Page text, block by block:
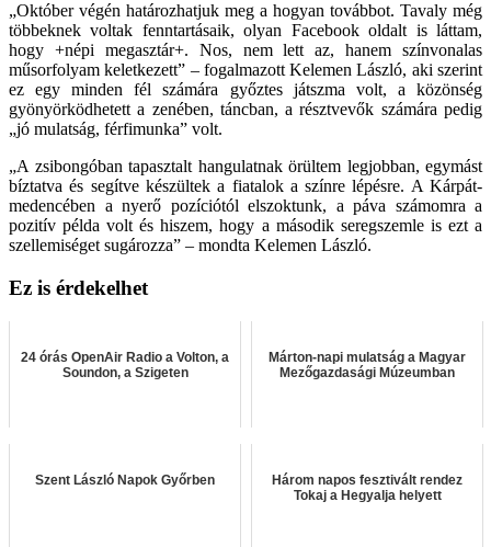
„Október végén határozhatjuk meg a hogyan továbbot. Tavaly még
többeknek voltak fenntartásaik, olyan Facebook oldalt is láttam,
hogy +népi megasztár+. Nos, nem lett az, hanem színvonalas
műsorfolyam keletkezett” – fogalmazott Kelemen László, aki szerint
ez egy minden fél számára győztes játszma volt, a közönség
gyönyörködhetett a zenében, táncban, a résztvevők számára pedig
„jó mulatság, férfimunka” volt.
„A zsibongóban tapasztalt hangulatnak örültem legjobban, egymást
bíztatva és segítve készültek a fiatalok a színre lépésre. A Kárpát-
medencében a nyerő pozíciótól elszoktunk, a páva számomra a
pozitív példa volt és hiszem, hogy a második seregszemle is ezt a
szellemiséget sugározza” – mondta Kelemen László.
Ez is érdekelhet
24 órás OpenAir Radio a Volton, a
Soundon, a Szigeten
Márton-napi mulatság a Magyar
Mezőgazdasági Múzeumban
Szent László Napok Győrben
Három napos fesztivált rendez
Tokaj a Hegyalja helyett